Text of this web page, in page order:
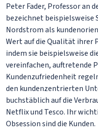
Peter Fader, Professor an
bezeichnet beispielsweise
Nordstrom als
Wert auf die Qualität ihrer
indem sie beispielsweise
vereinfachen, auftretende
Kundenzufriedenheit
den kundenzentrierten
buchstäblich auf die
Netflix und Tesco. Ihr
Obsession sind die Kunden.